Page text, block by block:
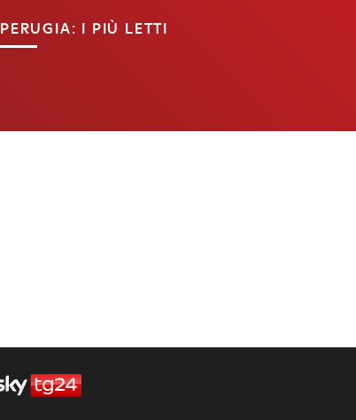
PERUGIA: I PIÙ LETTI